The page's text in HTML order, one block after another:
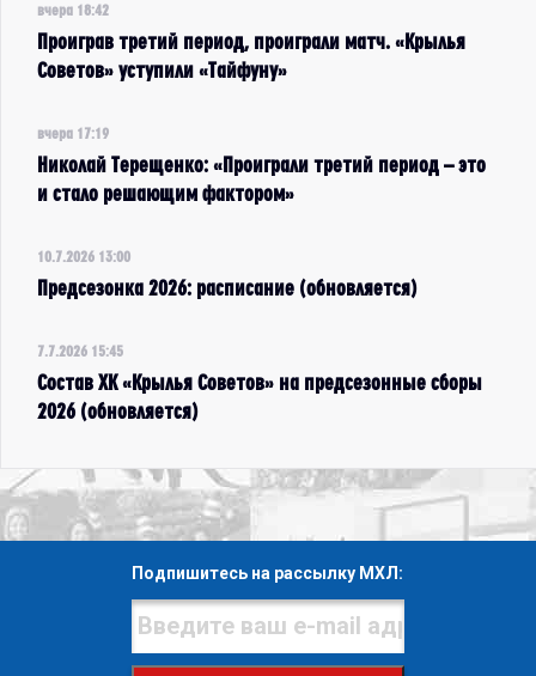
вчера 18:42
Проиграв третий период, проиграли матч. «Крылья
Советов» уступили «Тайфуну»
вчера 17:19
Николай Терещенко: «Проиграли третий период – это
и стало решающим фактором»
10.7.2026 13:00
Предсезонка 2026: расписание (обновляется)
7.7.2026 15:45
Состав ХК «Крылья Советов» на предсезонные сборы
2026 (обновляется)
Подпишитесь на рассылку МХЛ: